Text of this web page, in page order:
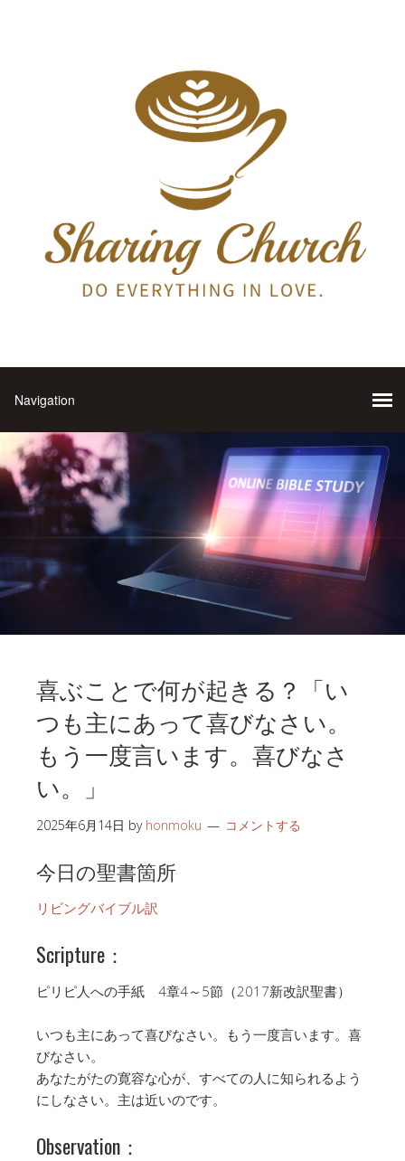
喜ぶことで何が起きる？「い
つも主にあって喜びなさい。
もう一度言います。喜びなさ
い。」
2025年6月14日 by honmoku コメントする
今日の聖書箇所
リビングバイブル訳
Scripture：
ピリピ人への手紙 4章4～5節（2017新改訳聖書）
いつも主にあって喜びなさい。もう一度言います。喜
びなさい。
あなたがたの寛容な心が、すべての人に知られるよう
にしなさい。主は近いのです。
Observation：